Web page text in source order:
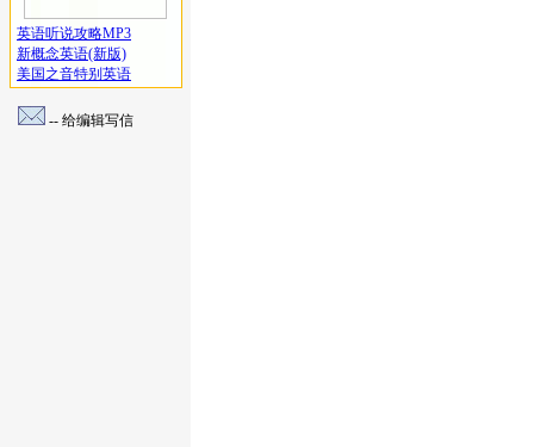
英语听说攻略MP3
新概念英语(新版)
美国之音特别英语
-- 给编辑写信